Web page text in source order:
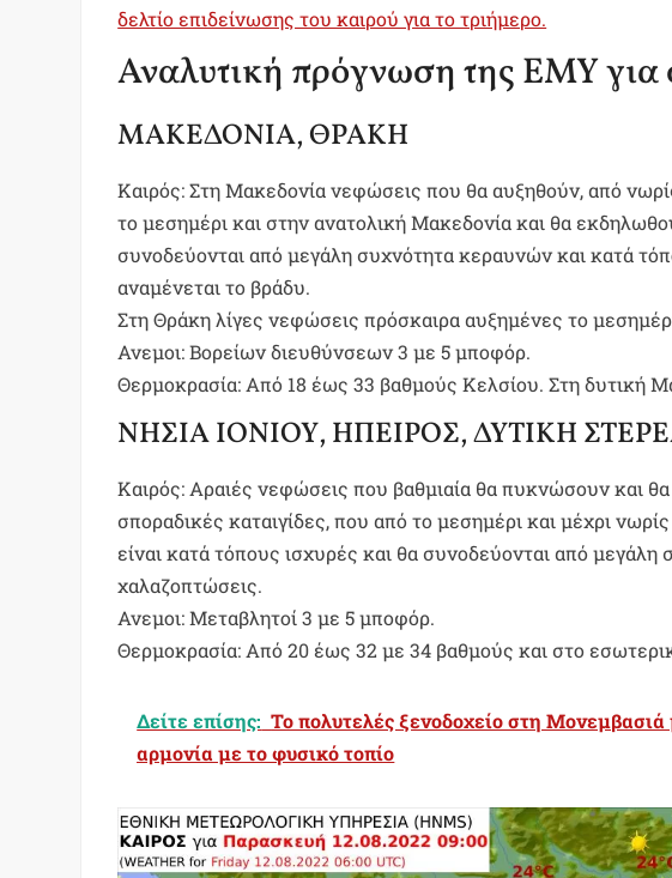
δελτίο επιδείνωσης του καιρού για το τριήμερο.
Αναλυτική πρόγνωση της ΕΜΥ για
ΜΑΚΕΔΟΝΙΑ, ΘΡΑΚΗ
Καιρός: Στη Μακεδονία νεφώσεις που θα αυξηθούν, από
το μεσημέρι και στην ανατολική Μακεδονία και θα
συνοδεύονται από μεγάλη συχνότητα κεραυνών και κατά
αναμένεται το βράδυ.
Στη Θράκη λίγες νεφώσεις πρόσκαιρα αυξημένες το
Ανεμοι: Βορείων διευθύνσεων 3 με 5 μποφόρ.
Θερμοκρασία: Από 18 έως 33 βαθμούς Κελσίου. Στη δυτική
ΝΗΣΙΑ ΙΟΝΙΟΥ, ΗΠΕΙΡΟΣ, ΔΥΤΙΚΗ
Καιρός: Αραιές νεφώσεις που βαθμιαία θα πυκνώσουν και
σποραδικές καταιγίδες, που από το μεσημέρι και μέχρι
είναι κατά τόπους ισχυρές και θα συνοδεύονται από
χαλαζοπτώσεις.
Ανεμοι: Μεταβλητοί 3 με 5 μποφόρ.
Θερμοκρασία: Από 20 έως 32 με 34 βαθμούς και στο
Δείτε επίσης: To πολυτελές ξενοδοχείο στη
αρμονία με το φυσικό τοπίο